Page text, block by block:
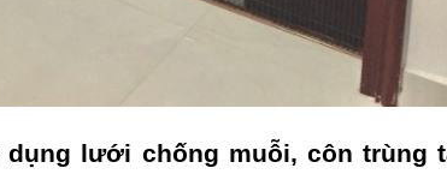
dụng lưới chống muỗi, côn trùng